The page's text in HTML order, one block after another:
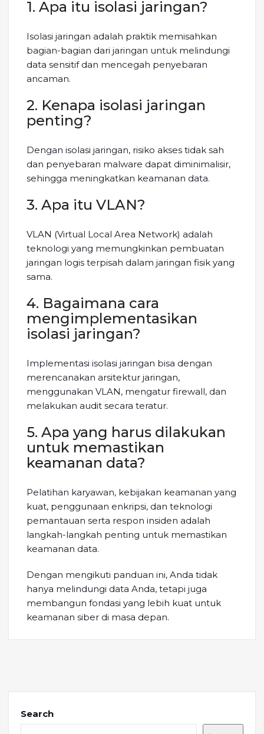
1. Apa itu isolasi jaringan?
Isolasi jaringan adalah praktik memisahkan
bagian-bagian dari jaringan untuk melindungi
data sensitif dan mencegah penyebaran
ancaman.
2. Kenapa isolasi jaringan
penting?
Dengan isolasi jaringan, risiko akses tidak sah
dan penyebaran malware dapat diminimalisir,
sehingga meningkatkan keamanan data.
3. Apa itu VLAN?
VLAN (Virtual Local Area Network) adalah
teknologi yang memungkinkan pembuatan
jaringan logis terpisah dalam jaringan fisik yang
sama.
4. Bagaimana cara
mengimplementasikan
isolasi jaringan?
Implementasi isolasi jaringan bisa dengan
merencanakan arsitektur jaringan,
menggunakan VLAN, mengatur firewall, dan
melakukan audit secara teratur.
5. Apa yang harus dilakukan
untuk memastikan
keamanan data?
Pelatihan karyawan, kebijakan keamanan yang
kuat, penggunaan enkripsi, dan teknologi
pemantauan serta respon insiden adalah
langkah-langkah penting untuk memastikan
keamanan data.
Dengan mengikuti panduan ini, Anda tidak
hanya melindungi data Anda, tetapi juga
membangun fondasi yang lebih kuat untuk
keamanan siber di masa depan.
Search